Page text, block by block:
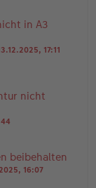
in A3
17:11
nicht
beibehalten
16:07